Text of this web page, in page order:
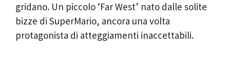
gridano. Un piccolo ‘Far West’ nato dalle solite
bizze di SuperMario, ancora una volta
protagonista di atteggiamenti inaccettabili.